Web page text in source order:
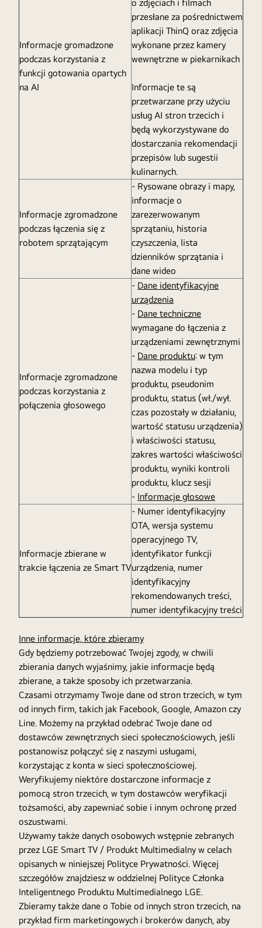
Informacje gromadzone
podczas korzystania z
funkcji gotowania opartych
na AI
o zdjęciach i filmach
przesłane za pośrednictwem
aplikacji ThinQ oraz zdjęcia
wykonane przez kamery
wewnętrzne w piekarnikach
Informacje te są
przetwarzane przy użyciu
usług AI stron trzecich i
będą wykorzystywane do
dostarczania rekomendacji
przepisów lub sugestii
kulinarnych.
Informacje zgromadzone
podczas łączenia się z
robotem sprzątającym
- Rysowane obrazy i mapy,
informacje o
zarezerwowanym
sprzątaniu, historia
czyszczenia, lista
dzienników sprzątania i
dane wideo
Informacje zgromadzone
podczas korzystania z
połączenia głosowego
- Dane identyfikacyjne
urządzenia
- Dane techniczne
wymagane do łączenia z
urządzeniami zewnętrznymi
- Dane produktu: w tym
nazwa modelu i typ
produktu, pseudonim
produktu, status (wł./wył.
czas pozostały w działaniu,
wartość statusu urządzenia)
i właściwości statusu,
zakres wartości właściwości
produktu, wyniki kontroli
produktu, klucz sesji
- Informacje głosowe
Informacje zbierane w
trakcie łączenia ze Smart TV
- Numer identyfikacyjny
OTA, wersja systemu
operacyjnego TV,
identyfikator funkcji
urządzenia, numer
identyfikacyjny
rekomendowanych treści,
numer identyfikacyjny treści
Inne informacje, które zbieramy
Gdy będziemy potrzebować Twojej zgody, w chwili
zbierania danych wyjaśnimy, jakie informacje będą
zbierane, a także sposoby ich przetwarzania.
Czasami otrzymamy Twoje dane od stron trzecich, w tym
od innych firm, takich jak Facebook, Google, Amazon czy
Line. Możemy na przykład odebrać Twoje dane od
dostawców zewnętrznych sieci społecznościowych, jeśli
postanowisz połączyć się z naszymi usługami,
korzystając z konta w sieci społecznościowej.
Weryfikujemy niektóre dostarczone informacje z
pomocą stron trzecich, w tym dostawców weryfikacji
tożsamości, aby zapewniać sobie i innym ochronę przed
oszustwami.
Używamy także danych osobowych wstępnie zebranych
przez LGE Smart TV / Produkt Multimedialny w celach
opisanych w niniejszej Polityce Prywatności. Więcej
szczegółów znajdziesz w oddzielnej Polityce Członka
Inteligentnego Produktu Multimedialnego LGE.
Zbieramy także dane o Tobie od innych stron trzecich, na
przykład firm marketingowych i brokerów danych, aby